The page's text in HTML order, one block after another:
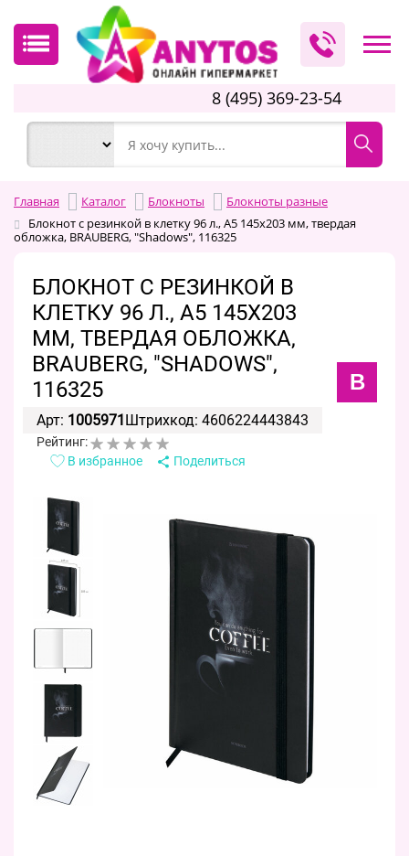
8 (495) 369-23-54
Главная Каталог Блокноты
Блокноты разные
Блокнот с резинкой в клетку 96 л., А5 145х203 мм, твердая
обложка, BRAUBERG, "Shadows", 116325
БЛОКНОТ С РЕЗИНКОЙ В
КЛЕТКУ 96 Л., А5 145Х203
ММ, ТВЕРДАЯ ОБЛОЖКА,
BRAUBERG, "SHADOWS",
116325
B
Арт: 1005971Штрихкод: 4606224443843
Рейтинг:
В избранное
Поделиться